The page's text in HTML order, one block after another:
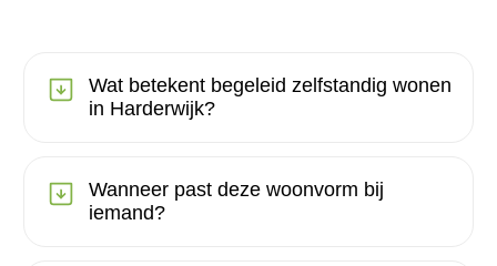
Wat betekent begeleid zelfstandig wonen
in Harderwijk?
Wanneer past deze woonvorm bij
iemand?